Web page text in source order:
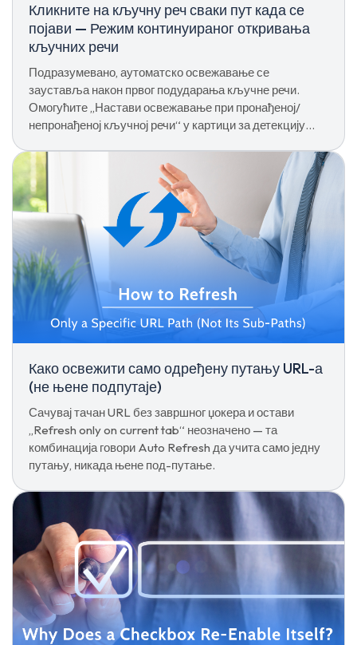
Кликните на кључну реч сваки пут када се
појави — Режим континуираног откривања
кључних речи
Подразумевано, аутоматско освежавање се
зауставља након првог подударања кључне речи.
Омогућите „Настави освежавање при пронађеној/
непронађеној кључној речи“ у картици за детекцију
свако подударање без ограничења.
Како освежити само одређену путању URL-а
(не њене подпутаје)
Сачувај тачан URL без завршног џокера и остави
„Refresh only on current tab“ неозначено — та
комбинација говори Auto Refresh да учита само једну
путању, никада њене под-путање.